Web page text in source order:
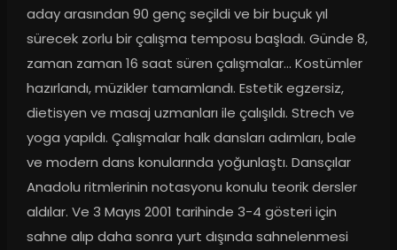
aday arasından 90 genç seçildi ve bir buçuk yıl
sürecek zorlu bir çalışma temposu başladı. Günde 8,
zaman zaman 16 saat süren çalışmalar... Kostümler
hazırlandı, müzikler tamamlandı. Estetik egzersiz,
dietisyen ve masaj uzmanları ile çalışıldı. Strech ve
yoga yapıldı. Çalışmalar halk dansları adımları, bale
ve modern dans konularında yoğunlaştı. Dansçılar
Anadolu ritmlerinin notasyonu konulu teorik dersler
aldılar. Ve 3 Mayıs 2001 tarihinde 3-4 gösteri için
sahne alıp daha sonra yurt dışında sahnelenmesi